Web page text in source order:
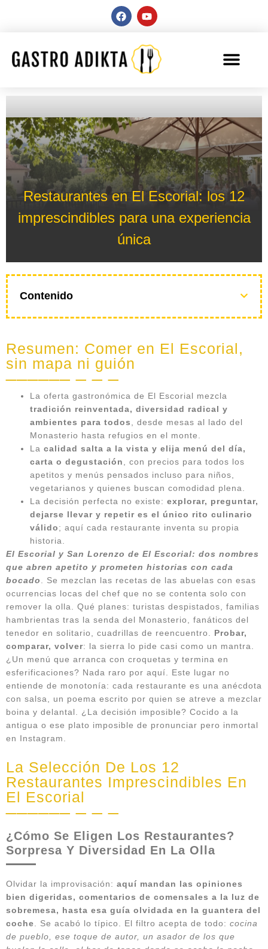
Restaurantes en El Escorial: los 12
imprescindibles para una experiencia
única
Contenido
Resumen: Comer en El Escorial,
sin mapa ni guión
La oferta gastronómica de El Escorial mezcla
tradición reinventada, diversidad radical y
ambientes para todos
, desde mesas al lado del
Monasterio hasta refugios en el monte.
La calidad salta a la vista y elija menú del día,
carta o degustación
, con precios para todos los
apetitos y menús pensados incluso para niños,
vegetarianos y quienes buscan comodidad plena.
La decisión perfecta no existe: explorar, preguntar,
dejarse llevar y repetir es el único rito culinario
válido; aquí cada restaurante inventa su propia
historia.
El Escorial y San Lorenzo de El Escorial: dos nombres
que abren apetito y prometen historias con cada
bocado
. Se mezclan las recetas de las abuelas con esas
ocurrencias locas del chef que no se contenta solo con
remover la olla. Qué planes: turistas despistados, familias
hambrientas tras la senda del Monasterio, fanáticos del
tenedor en solitario, cuadrillas de reencuentro. Probar,
comparar, volver: la sierra lo pide casi como un mantra.
¿Un menú que arranca con croquetas y termina en
esferificaciones? Nada raro por aquí. Este lugar no
entiende de monotonía: cada restaurante es una anécdota
con salsa, un poema escrito por quien se atreve a mezclar
boina y delantal. ¿La decisión imposible? Cocido a la
antigua o ese plato imposible de pronunciar pero inmortal
en Instagram.
La Selección De Los 12
Restaurantes Imprescindibles En
El Escorial
¿Cómo Se Eligen Los Restaurantes?
Sorpresa Y Diversidad En La Olla
Olvidar la improvisación: aquí mandan las opiniones
bien digeridas, comentarios de comensales a la luz de
sobremesa, hasta esa guía olvidada en la guantera del
coche . Se acabó lo típico. El filtro acepta de todo: cocina
de pueblo, ese toque de autor, un asador de los que